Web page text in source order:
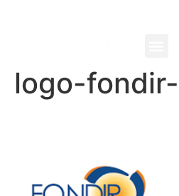
logo-